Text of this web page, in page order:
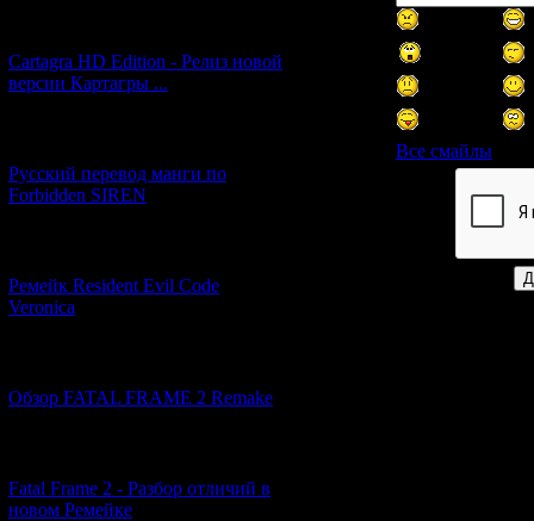
Cartagra HD Edition - Релиз новой
версии Картагры ...
Русский перевод манги по
Forbidden SIREN
Ремейк Resident Evil Code
Veronica
Обзор FATAL FRAME 2 Remake
Fatal Frame 2 - Разбор отличий в
новом Ремейке
Все смайлы